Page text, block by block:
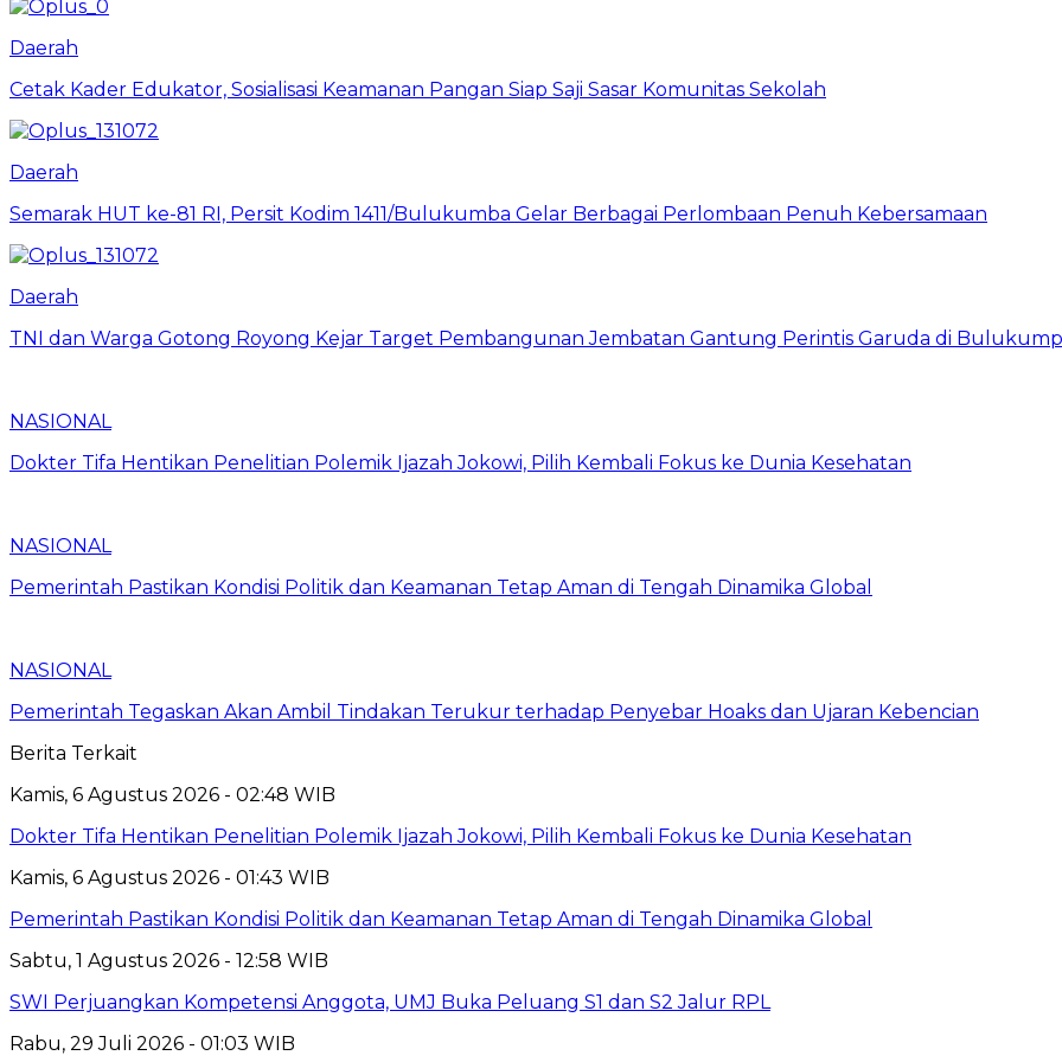
Daerah
Cetak Kader Edukator, Sosialisasi Keamanan Pangan Siap Saji Sasar Komunitas Sekolah
Daerah
Semarak HUT ke-81 RI, Persit Kodim 1411/Bulukumba Gelar Berbagai Perlombaan Penuh Kebersamaan
Daerah
TNI dan Warga Gotong Royong Kejar Target Pembangunan Jembatan Gantung Perintis Garuda di
NASIONAL
Dokter Tifa Hentikan Penelitian Polemik Ijazah Jokowi, Pilih Kembali Fokus ke Dunia Kesehatan
NASIONAL
Pemerintah Pastikan Kondisi Politik dan Keamanan Tetap Aman di Tengah Dinamika Global
NASIONAL
Pemerintah Tegaskan Akan Ambil Tindakan Terukur terhadap Penyebar Hoaks dan Ujaran Kebencian
Berita Terkait
Kamis, 6 Agustus 2026 - 02:48 WIB
Dokter Tifa Hentikan Penelitian Polemik Ijazah Jokowi, Pilih Kembali Fokus ke Dunia Kesehatan
Kamis, 6 Agustus 2026 - 01:43 WIB
Pemerintah Pastikan Kondisi Politik dan Keamanan Tetap Aman di Tengah Dinamika Global
Sabtu, 1 Agustus 2026 - 12:58 WIB
SWI Perjuangkan Kompetensi Anggota, UMJ Buka Peluang S1 dan S2 Jalur RPL
Rabu, 29 Juli 2026 - 01:03 WIB